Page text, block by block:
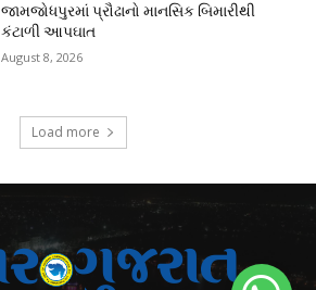
જામજોધપુરમાં પ્રૌઢાનો માનસિક બિમારીથી
કંટાળી આપઘાત
August 8, 2026
Load more